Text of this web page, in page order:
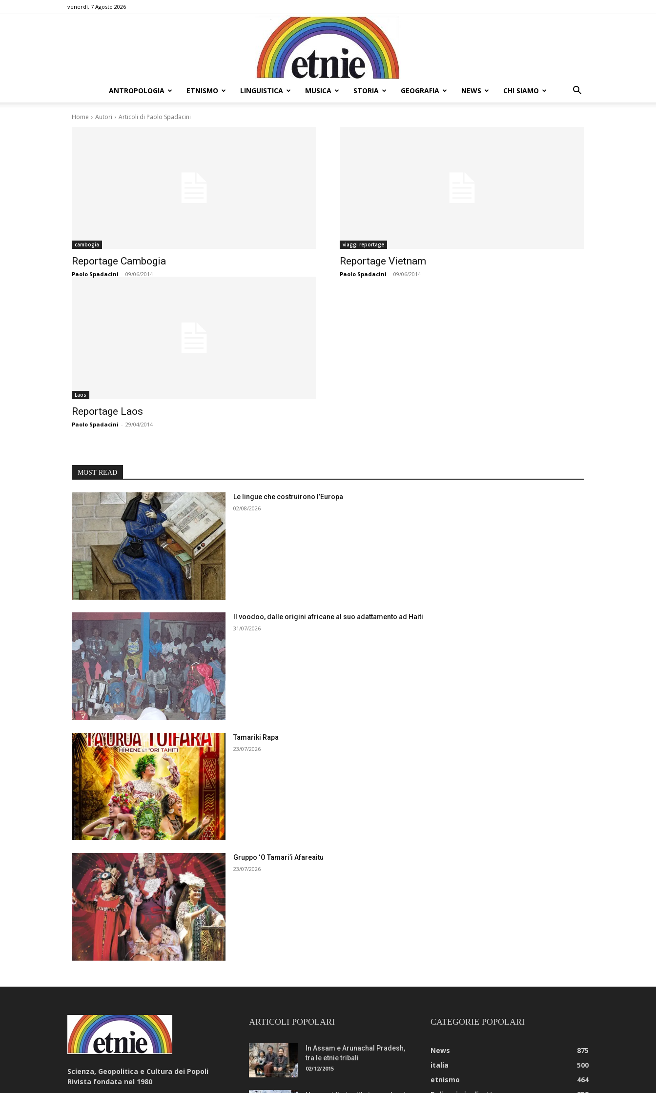
venerdì, 7 Agosto 2026
ANTROPOLOGIA ETNISMO LINGUISTICA MUSICA STORIA GEOGRAFIA NEWS CHI SIAMO
Home Autori Articoli di Paolo Spadacini
cambogia
Reportage Cambogia
Paolo Spadacini - 09/06/2014
viaggi reportage
Reportage Vietnam
Paolo Spadacini - 09/06/2014
Laos
Reportage Laos
Paolo Spadacini - 29/04/2014
MOST READ
Le lingue che costruirono l’Europa
02/08/2026
Il voodoo, dalle origini africane al suo adattamento ad Haiti
31/07/2026
Tamariki Rapa
23/07/2026
Gruppo ‘O Tamari’i Afareaitu
23/07/2026
Scienza, Geopolitica e Cultura dei Popoli
Rivista fondata nel 1980
ARTICOLI POPOLARI
In Assam e Arunachal Pradesh,
tra le etnie tribali
02/12/2015
CATEGORIE POPOLARI
News
875
italia
500
etnismo
464